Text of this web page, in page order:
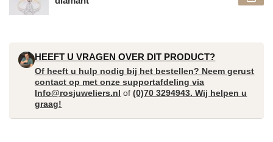
HEEFT U VRAGEN OVER DIT PRODUCT?
Of heeft u hulp nodig bij het bestellen? Neem gerust
contact op met onze supportafdeling via
Info@rosjuweliers.nl of(0)70 3294943. Wij helpen u
graag!